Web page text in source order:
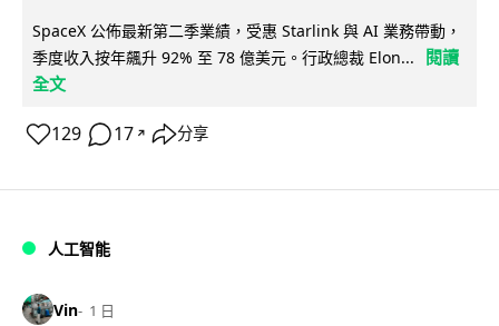
SpaceX 公佈最新第二季業績，受惠 Starlink 與 AI 業務帶動，
季度收入按年飆升 92% 至 78 億美元。行政總裁 Elon...
閱讀
全文
129 17 ↗ 分享
人工智能
Vin 1 日